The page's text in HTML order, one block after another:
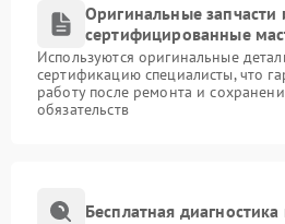
Оригинальные запчасти
сертифицированные
Используются оригинальные
сертификацию специалисты, что
работу после ремонта и
обязательств
Бесплатная